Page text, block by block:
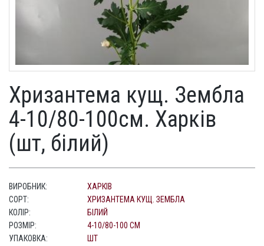
Хризантема кущ. Зембла
4-10/80-100см. Харків
(шт, білий)
ВИРОБНИК:
ХАРКІВ
СОРТ:
ХРИЗАНТЕМА КУЩ. ЗЕМБЛА
КОЛІР:
БІЛИЙ
РОЗМІР:
4-10/80-100 СМ
УПАКОВКА:
ШТ